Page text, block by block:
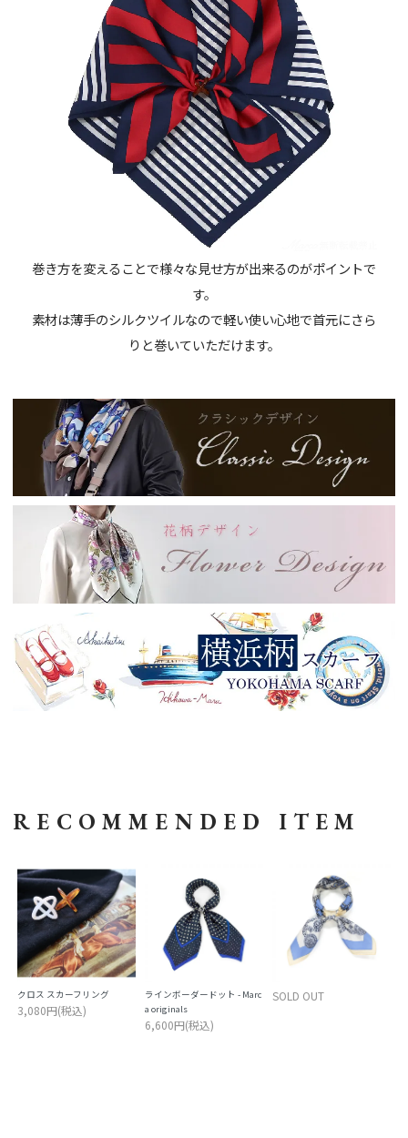
巻き方を変えることで様々な見せ方が出来るのがポイントで
す。
素材は薄手のシルクツイルなので軽い使い心地で首元にさら
りと巻いていただけます。
RECOMMENDED ITEM
クロス スカーフリング
3,080円(税込)
ラインボーダードット - Marc
a originals
6,600円(税込)
SOLD OUT